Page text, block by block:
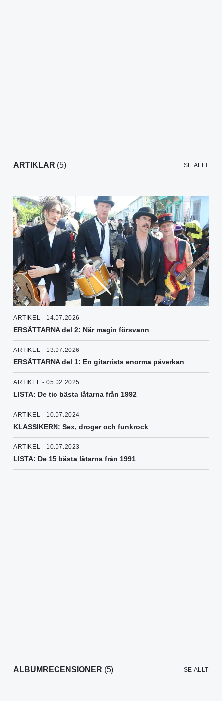
ARTIKLAR (5) SE ALLT
ARTIKEL - 14.07.2026
ERSÄTTARNA del 2: När magin försvann
ARTIKEL - 13.07.2026
ERSÄTTARNA del 1: En gitarrists enorma påverkan
ARTIKEL - 05.02.2025
LISTA: De tio bästa låtarna från 1992
ARTIKEL - 10.07.2024
KLASSIKERN: Sex, droger och funkrock
ARTIKEL - 10.07.2023
LISTA: De 15 bästa låtarna från 1991
ALBUMRECENSIONER (5) SE ALLT